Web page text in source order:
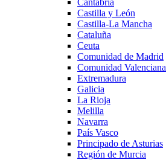
Castilla y León
Castilla-La Mancha
Cataluña
Ceuta
Comunidad de Madrid
Comunidad Valenciana
Extremadura
Galicia
La Rioja
Melilla
Navarra
País Vasco
Principado de Asturias
Región de Murcia